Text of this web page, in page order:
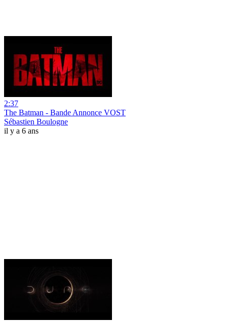
2:37
The Batman - Bande Annonce VOST
Sébastien Boulogne
il y a 6 ans